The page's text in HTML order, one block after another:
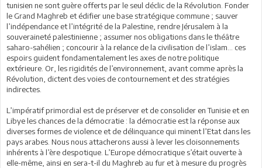
tunisien ne sont guère offerts par le seul déclic de la Révolution. Fonder
le Grand Maghreb et édifier une base stratégique commune ; sauver
l’indépendance et l’intégrité de la Palestine, rendre Jérusalem à la
souveraineté palestinienne ; assumer nos obligations dans le théâtre
saharo-sahélien ; concourir à la relance de la civilisation de l’islam… ces
espoirs guident fondamentalement les axes de notre politique
extérieure. Or, les rigidités de l’environnement, avant comme après la
Révolution, dictent des voies de contournement et des stratégies
indirectes.
L’impératif primordial est de préserver et de consolider en Tunisie et en
Libye les chances de la démocratie : la démocratie est la réponse aux
diverses formes de violence et de délinquance qui minent l’Etat dans les
pays arabes. Nous nous attacherons aussi à lever les cloisonnements
inhérents à l’ère despotique. L’Europe démocratique s’était ouverte à
elle-même, ainsi en sera-t-il du Maghreb au fur et à mesure du progrès